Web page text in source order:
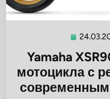
Yamaha
мотоцикла с